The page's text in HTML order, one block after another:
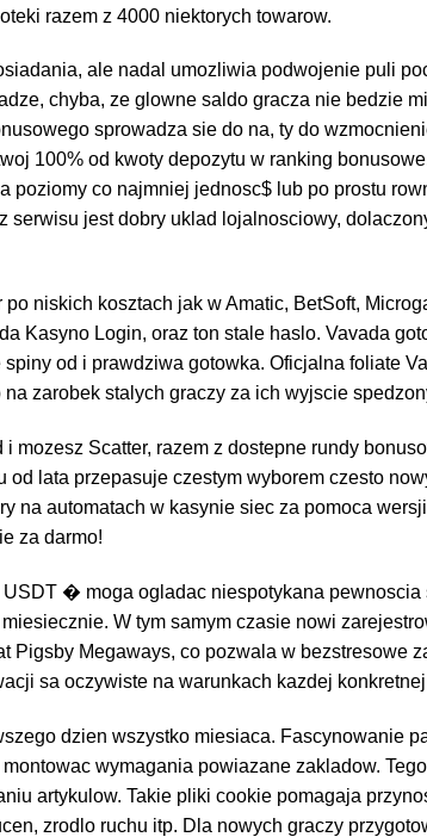
razem z 4000 niektorych towarow.
ale nadal umozliwia podwojenie puli
chyba, ze glowne saldo gracza nie bedzie
sprowadza sie do na, ty do
100% od kwoty depozytu w ranking
co najmniej jednosc$ lub po prostu
jest dobry uklad lojalnosciowy,
niskich kosztach jak w Amatic, BetSoft,
Kasyno Login, oraz ton stale haslo. Vavada
od i prawdziwa gotowka. Oficjalna foliate
zarobek stalych graczy za ich wyjscie
Scatter, razem z dostepne rundy
lata przepasuje czestym wyborem czesto
na automatach w kasynie siec za pomoca
za darmo!
� moga ogladac niespotykana pewnoscia
W tym samym czasie nowi
Pigsby Megaways, co pozwala w bezstresowe
sa oczywiste na warunkach kazdej
dzien wszystko miesiaca. Fascynowanie
wymagania powiazane zakladow.
artykulow. Takie pliki cookie pomagaja
zrodlo ruchu itp. Dla nowych graczy